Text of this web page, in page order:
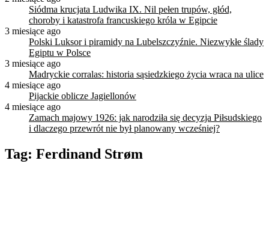
Siódma krucjata Ludwika IX. Nil pełen trupów, głód,
choroby i katastrofa francuskiego króla w Egipcie
3 miesiące ago
Polski Luksor i piramidy na Lubelszczyźnie. Niezwykłe ślady
Egiptu w Polsce
3 miesiące ago
Madryckie corralas: historia sąsiedzkiego życia wraca na ulice
4 miesiące ago
Pijackie oblicze Jagiellonów
4 miesiące ago
Zamach majowy 1926: jak narodziła się decyzja Piłsudskiego
i dlaczego przewrót nie był planowany wcześniej?
Tag: Ferdinand Strøm